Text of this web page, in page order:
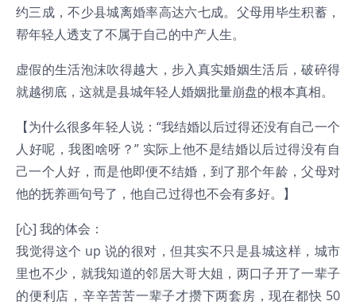
约三成，不少县城离婚率高达六七成。父母用毕生积蓄，
帮年轻人透支了不属于自己的中产人生。
虚假的生活泡沫吹得越大，步入真实婚姻生活后，破碎得
就越彻底，这就是县城年轻人婚姻批量崩盘的根本真相。
【为什么很多年轻人说：“我结婚以后过得还没有自己一个
人好呢，我图啥呀？” 实际上他不是结婚以后过得没有自
己一个人好，而是他即便不结婚，到了那个年龄，父母对
他的抚养画句号了，他自己过得也不会有多好。】
[心] 我的体会：
我觉得这个 up 说的很对，但其实不只是县城这样，城市
里也不少，就我知道的邻居大哥大姐，两口子开了一辈子
的便利店，辛辛苦苦一辈子才攒下两套房，现在都快 50